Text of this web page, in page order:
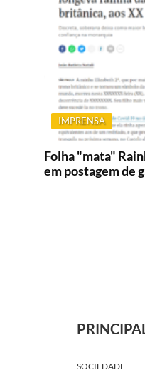
IMPRENSA
Folha "mata"
em postagem de
SOCIEDADE